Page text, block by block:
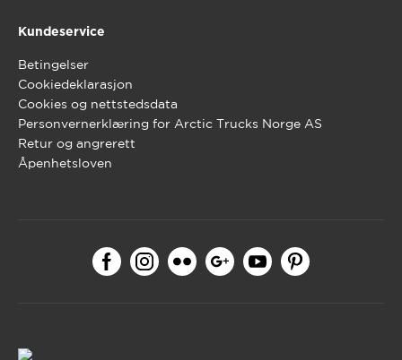
Kundeservice
Betingelser
Cookiedeklarasjon
Cookies og nettstedsdata
Personvernerklæring for Arctic Trucks Norge AS
Retur og angrerett
Åpenhetsloven